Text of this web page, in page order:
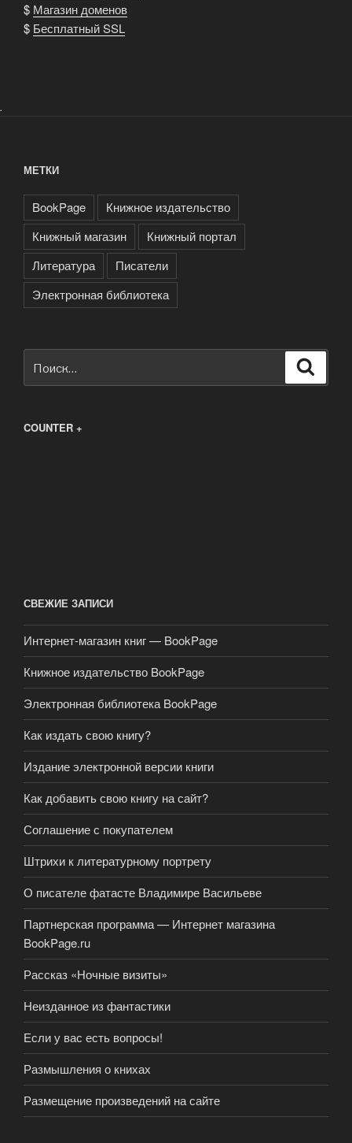
$ Магазин доменов
$ Бесплатный SSL
.
МЕТКИ
BookPage
Книжное издательство
Книжный магазин
Книжный портал
Литература
Писатели
Электронная библиотека
COUNTER +
СВЕЖИЕ ЗАПИСИ
Интернет-магазин книг — BookPage
Книжное издательство BookPage
Электронная библиотека BookPage
Как издать свою книгу?
Издание электронной версии книги
Как добавить свою книгу на сайт?
Соглашение с покупателем
Штрихи к литературному портрету
О писателе фатасте Владимире Васильеве
Партнерская программа — Интернет магазина
BookPage.ru
Рассказ «Ночные визиты»
Неизданное из фантастики
Если у вас есть вопросы!
Размышления о книхах
Размещение произведений на сайте